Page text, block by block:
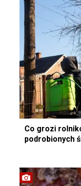
Co grozi
podrobionych